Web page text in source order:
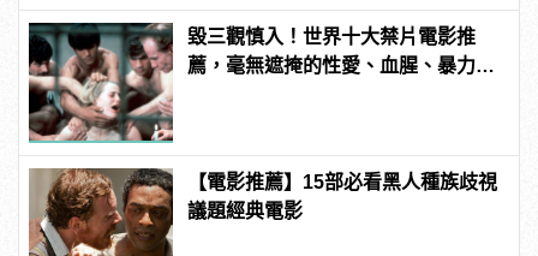
毀三觀慎入！世界十大禁片電影推
薦，毫無遮掩的性愛、血腥、暴力、
【電影推薦】15部必看黑人種族歧視
議題經典電影